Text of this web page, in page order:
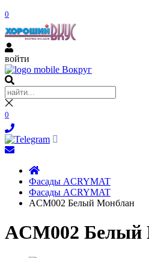
0
войти
0
Фасады ACRYMAT
Фасады ACRYMAT
ACM002 Белый Монблан
ACM002 Белый